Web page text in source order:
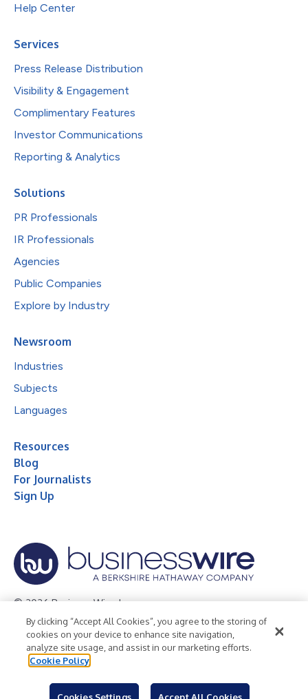
Help Center
Services
Press Release Distribution
Visibility & Engagement
Complimentary Features
Investor Communications
Reporting & Analytics
Solutions
PR Professionals
IR Professionals
Agencies
Public Companies
Explore by Industry
Newsroom
Industries
Subjects
Languages
Resources
Blog
For Journalists
Sign Up
© 2026 Business Wire, Inc.
Privacy Policy Cookie Policy
Accessibility Statement
Terms of Use
Legal
By clicking “Accept All Cookies”, you agree to the storing of
cookies on your device to enhance site navigation,
analyze site usage, and assist in our marketing efforts.
Cookie Policy